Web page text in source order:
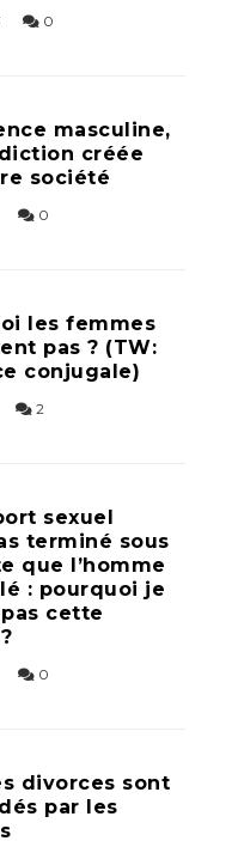
0
masculine,
créée
société
0
les femmes
pas ? (TW:
conjugale)
2
sexuel
terminé sous
que l’homme
: pourquoi je
pas cette
0
divorces sont
par les